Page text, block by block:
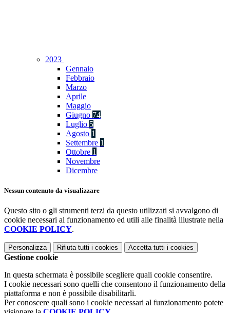
2023
Gennaio
Febbraio
Marzo
Aprile
Maggio
Giugno 74
Luglio 5
Agosto 1
Settembre 1
Ottobre 1
Novembre
Dicembre
Nessun contenuto da visualizzare
Questo sito o gli strumenti terzi da questo utilizzati si avvalgono di
cookie necessari al funzionamento ed utili alle finalità illustrate nella
COOKIE POLICY.
Personalizza Rifiuta tutti i cookies Accetta tutti i cookies
Gestione cookie
In questa schermata è possibile scegliere quali cookie consentire.
I cookie necessari sono quelli che consentono il funzionamento della
piattaforma e non è possibile disabilitarli.
Per conoscere quali sono i cookie necessari al funzionamento potete